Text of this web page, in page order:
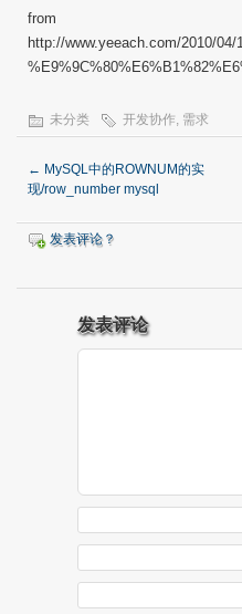
from
http://www.yeeach.com/2010/
未分类 开发协作, 需求
← MySQL中的ROWNUM的实
现/row_number mysql
发表评论？
发表评论